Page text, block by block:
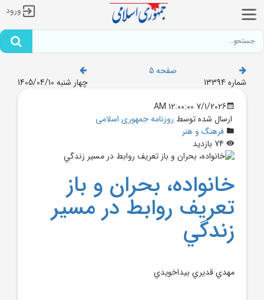
ورود
صفحه 5
شماره 13394
چهار شنبه 1405/04/10
7/1/2026 12:00:00 AM
ارسال شده توسط روزنامه جمهوری اسلامی
فرهنگ و هنر
خانواده، بحران و باز
تعريف روابط در مسير
زندگي
مهدي قديري بيداخويدي